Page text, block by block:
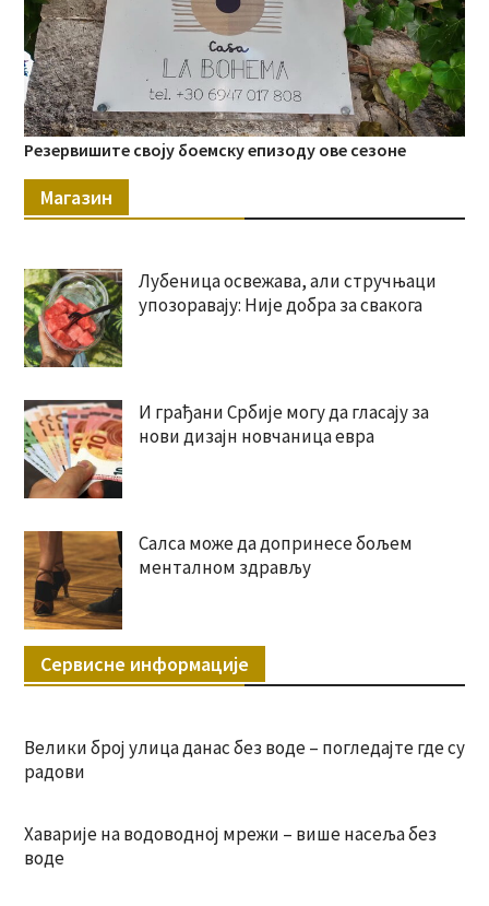
Резервишите своју боемску епизоду ове сезоне
Магазин
Лубеница освежава, али стручњаци
упозоравају: Није добра за свакога
И грађани Србије могу да гласају за
нови дизајн новчаница евра
Салса може да допринесе бољем
менталном здрављу
Сервисне информације
Велики број улица данас без воде – погледајте где су
радови
Хаварије на водоводној мрежи – више насеља без
воде